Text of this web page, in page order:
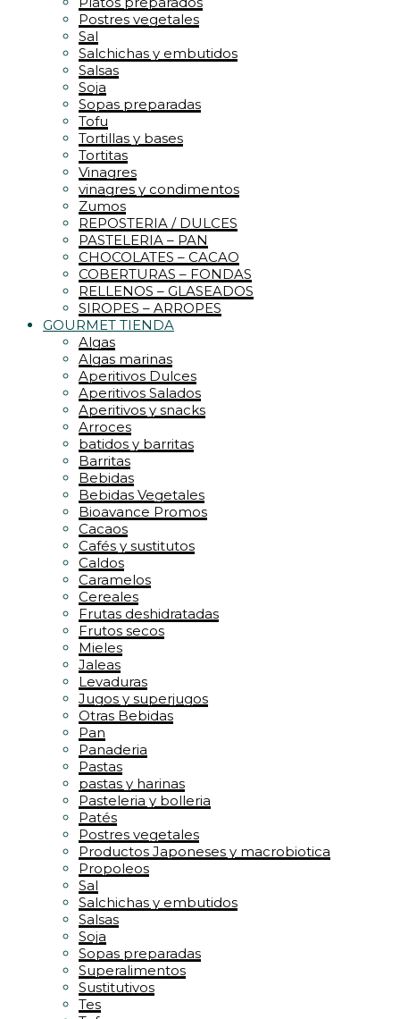
Postres vegetales
Sal
Salchichas y embutidos
Salsas
Soja
Sopas preparadas
Tofu
Tortillas y bases
Tortitas
Vinagres
vinagres y condimentos
Zumos
REPOSTERIA / DULCES
PASTELERIA – PAN
CHOCOLATES – CACAO
COBERTURAS – FONDAS
RELLENOS – GLASEADOS
SIROPES – ARROPES
GOURMET TIENDA
Algas
Algas marinas
Aperitivos Dulces
Aperitivos Salados
Aperitivos y snacks
Arroces
batidos y barritas
Barritas
Bebidas
Bebidas Vegetales
Bioavance Promos
Cacaos
Cafés y sustitutos
Caldos
Caramelos
Cereales
Frutas deshidratadas
Frutos secos
Mieles
Jaleas
Levaduras
Jugos y superjugos
Otras Bebidas
Pan
Panaderia
Pastas
pastas y harinas
Pasteleria y bolleria
Patés
Postres vegetales
Productos Japoneses y macrobiotica
Propoleos
Sal
Salchichas y embutidos
Salsas
Soja
Sopas preparadas
Superalimentos
Sustitutivos
Tes